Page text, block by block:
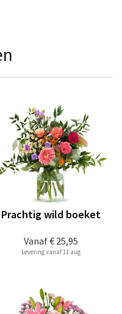
Vanaf€ 25,95
Prachtig wild boeket
Levering vanaf 11 aug